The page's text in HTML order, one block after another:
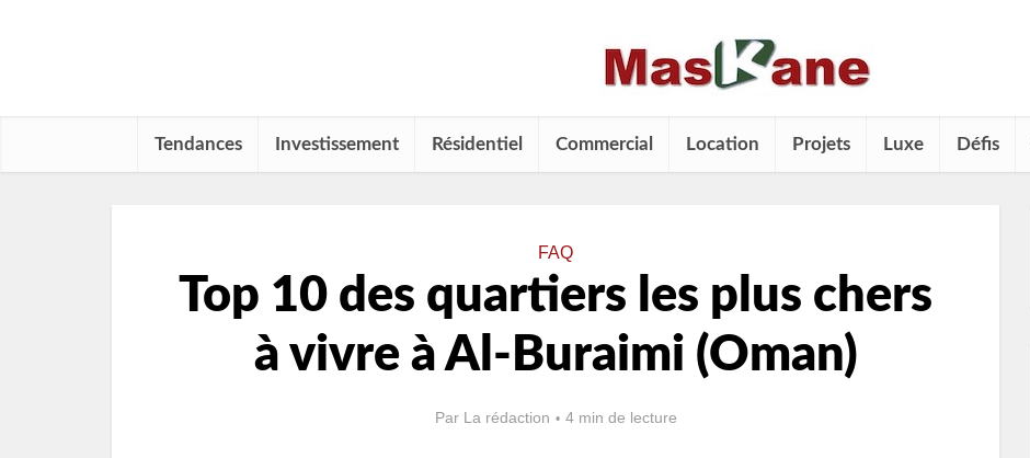
Tendances Investissement Résidentiel Commercial Location Projets Luxe Défis
FAQ
Top 10 des quartiers les plus chers
à vivre à Al-Buraimi (Oman)
Par La rédaction 4 min de lecture